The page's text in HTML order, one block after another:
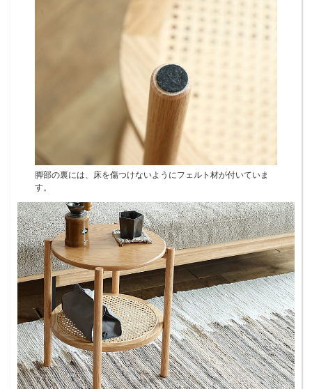
脚部の裏には、床を傷つけないようにフェルト材が付いていま
す。